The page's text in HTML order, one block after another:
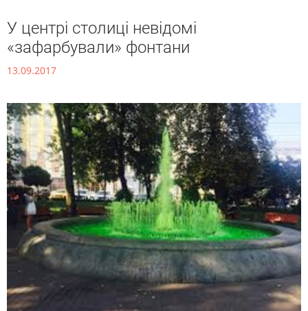
У центрі столиці невідомі
«зафарбували» фонтани
13.09.2017